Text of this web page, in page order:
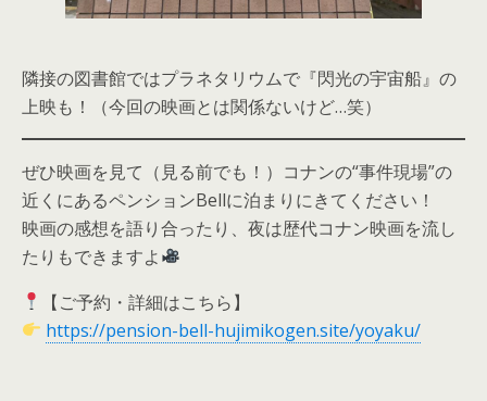
隣接の図書館ではプラネタリウムで『閃光の宇宙船』の
上映も！（今回の映画とは関係ないけど…笑）
ぜひ映画を見て（見る前でも！）コナンの“事件現場”の
近くにあるペンションBellに泊まりにきてください！
映画の感想を語り合ったり、夜は歴代コナン映画を流し
たりもできますよ
【ご予約・詳細はこちら】
https://pension-bell-hujimikogen.site/yoyaku/